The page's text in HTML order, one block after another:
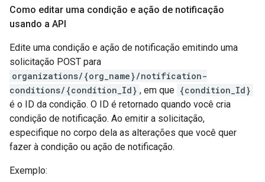
Como editar uma condição e ação de notificação
usando a API
Edite uma condição e ação de notificação emitindo uma
solicitação POST para
organizations/{org_name}/notification-
conditions/{condition_Id} , em que {condition_Id}
é o ID da condição. O ID é retornado quando você cria
condição de notificação. Ao emitir a solicitação,
especifique no corpo dela as alterações que você quer
fazer à condição ou ação de notificação.
Exemplo: